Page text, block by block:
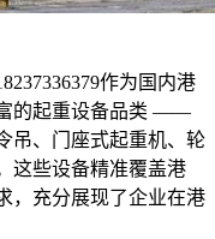
作为国内港
的起重设备品类 ——
吊、门座式起重机、轮
这些设备精准覆盖港
，充分展现了企业在港